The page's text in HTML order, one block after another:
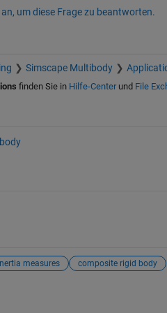
an, um diese Frage zu beantworten.
Simscape Multibody
finden Sie in Hilfe-Centerund File
measures composite rigid body